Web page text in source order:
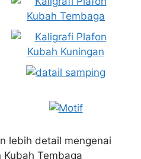
lebih detail mengenai
Tembaga